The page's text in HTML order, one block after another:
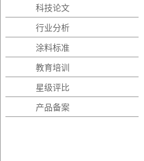
科技论文
行业分析
涂料标准
教育培训
星级评比
产品备案